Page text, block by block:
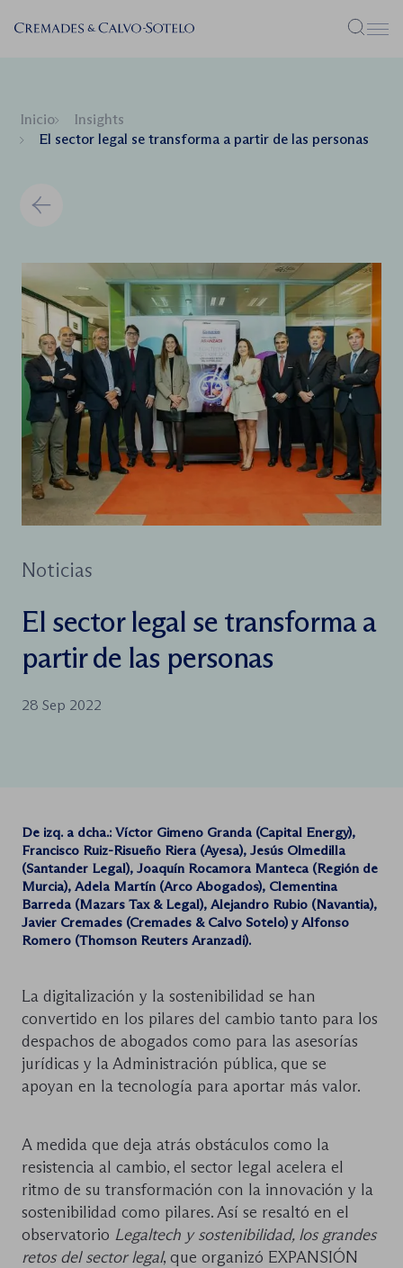
Menú
Inicio
Insights
El sector legal se transforma a partir de las personas
Noticias
El sector legal se transforma a
partir de las personas
28 Sep 2022
De izq. a dcha.: Víctor Gimeno Granda (Capital Energy),
Francisco Ruiz-Risueño Riera (Ayesa), Jesús Olmedilla
(Santander Legal), Joaquín Rocamora Manteca (Región de
Murcia), Adela Martín (Arco Abogados), Clementina
Barreda (Mazars Tax & Legal), Alejandro Rubio (Navantia),
Javier Cremades (Cremades & Calvo Sotelo) y Alfonso
Romero (Thomson Reuters Aranzadi).
La digitalización y la sostenibilidad se han
convertido en los pilares del cambio tanto para los
despachos de abogados como para las asesorías
jurídicas y la Administración pública, que se
apoyan en la tecnología para aportar más valor.
A medida que deja atrás obstáculos como la
resistencia al cambio, el sector legal acelera el
ritmo de su transformación con la innovación y la
sostenibilidad como pilares. Así se resaltó en el
observatorio Legaltech y sostenibilidad, los grandes
retos del sector legal, que organizó EXPANSIÓN